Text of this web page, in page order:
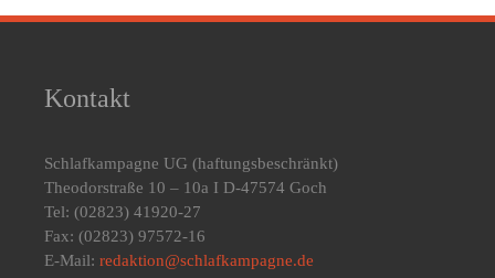
Kontakt
Schlafkampagne UG (haftungsbeschränkt)
Theodorstraße 10 – 10a I D-47574 Goch
Tel: (02823) 41920-27
Fax: (02823) 97572-16
E-Mail: redaktion@schlafkampagne.de